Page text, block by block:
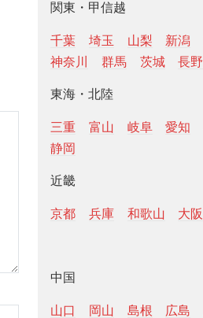
関東・甲信越
千葉 埼玉 山梨 新潟
神奈川
群馬 茨城 長野
東海・北陸
三重 富山 岐阜 愛知
静岡
近畿
京都 兵庫 和歌山 大阪
中国
山口 岡山 島根 広島